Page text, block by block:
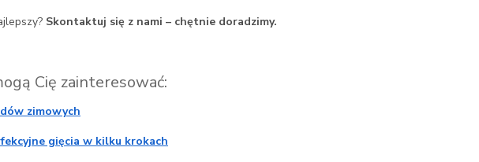
Skontaktuj się z nami – chętnie doradzimy.
Cię zainteresować:
zimowych
gięcia w kilku krokach